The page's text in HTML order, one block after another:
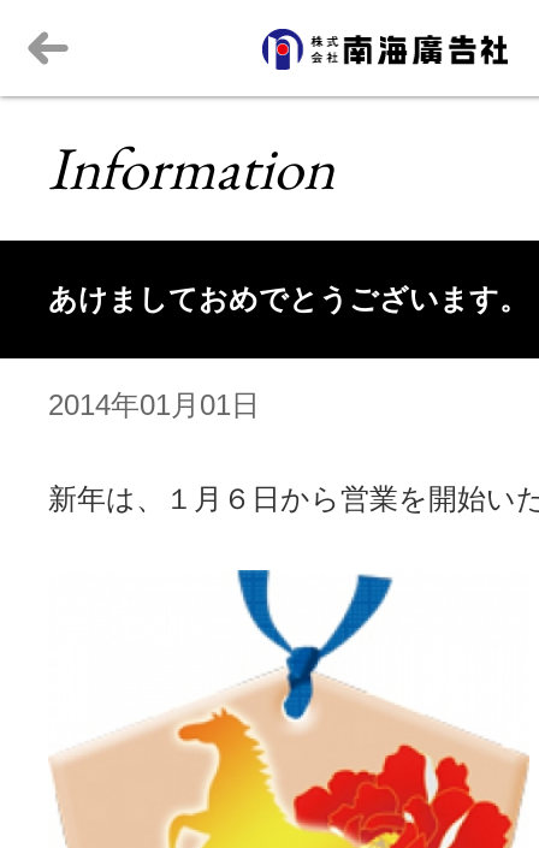
Information
あけましておめでとうございます。
2014年01月01日
新年は、１月６日から営業を開始い